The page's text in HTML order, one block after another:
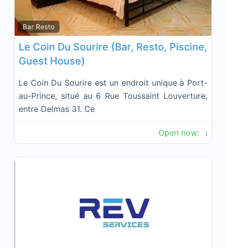
Bar Resto
Le Coin Du Sourire (Bar, Resto, Piscine,
Guest House)
Le Coin Du Sourire est un endroit unique à Port-
au-Prince, situé au 6 Rue Toussaint Louverture,
entre Delmas 31. Ce
Open now: